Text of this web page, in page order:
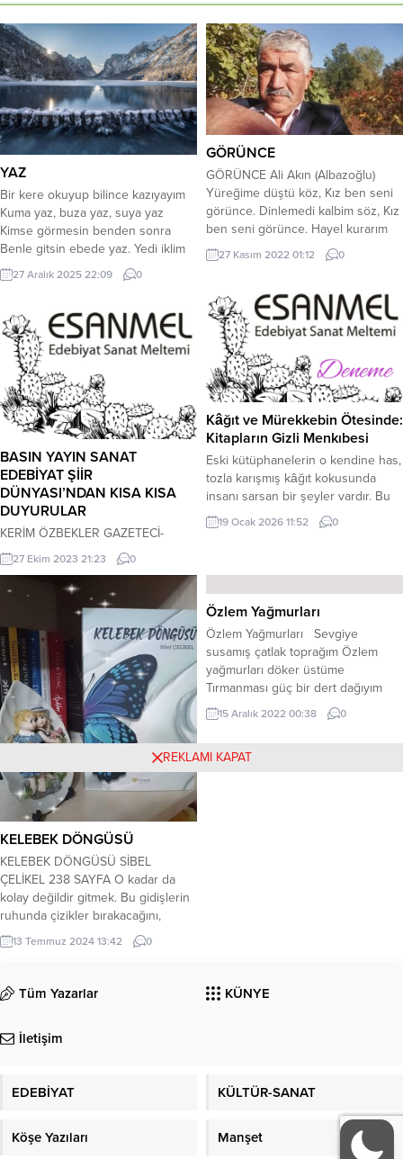
YAZ
Bir kere okuyup bilince kazıyayım
Kuma yaz, buza yaz, suya yaz
Kimse görmesin benden sonra
Benle gitsin ebede yaz. Yedi iklim
dört köşeyi dolaşayım Dağa yaz,
göle yaz, çöle yaz Akşam çöksün
karanlık geceye yaz. Hayatın kör
noktası gibi hatırlayayım Kuytuya
yaz, saklıya yaz, gizliye...
27 Aralık 2025 22:09 0
GÖRÜNCE
GÖRÜNCE Ali Akın (Albazoğlu)
Yüreğime düştü köz, Kız ben seni
görünce. Dinlemedi kalbim söz, Kız
ben seni görünce. Hayel kurarım
hayal, Var bende bir garip hal, Ben
bana yazdım masal, Kız ben seni
Günü güne ekledim, Yollarını
bekledim, Kız ben seni görünce.
Aklımı aldın baştan, Kaçamam...
27 Kasım 2022 01:12 0
BASIN YAYIN SANAT
EDEBİYAT ŞİİR
DÜNYASI’NDAN KISA KISA
DUYURULAR
KERİM ÖZBEKLER GAZETECİ-
YAZAR-ŞAİR UĞUR PİŞMANLIK İLE
YAKUP BONCUK 21 EKİM
GAZETECİLER GÜNÜ
VE CUMHURİYET’İN 100.YILI NEDENİ
İLE ”TARSUS YEREL BASINI” İSİMLİ
1 KİTAP YAYINLADILAR… Uğur
Pişmanlık’ın 2008 yılında
yayımlanan “Tarsus Basın Tarihi-
YüzYıllık İzler” kitabına 2000
yılından bugüne kadar çıkan yerel
gazeteler de ilave edilerek, Yakup
Boncuk ile birlikte “Tarsus Yerel
Basın” kitabı yeniden yayınlandı....
27 Ekim 2023 21:23 0
Kâğıt ve Mürekkebin Ötesinde:
Kitapların Gizli Menkıbesi
Eski kütüphanelerin o kendine has,
tozla karışmış kâğıt kokusunda
insanı sarsan bir şeyler vardır. Bu
koku, sadece bir malzemenin
bozulmaya yüz tutuşunu değil,
Türkçesi şudur; “Kitapların da kendi
kaderleri vardır.” Bu cümle, ilk
bakışta sadece bir nesnenin...
19 Ocak 2026 11:52 0
KELEBEK DÖNGÜSÜ
KELEBEK DÖNGÜSÜ SİBEL
ÇELİKEL 238 SAYFA O kadar da
kolay değildir gitmek. Bu gidişlerin
ruhunda çizikler bırakacağını,
dönüp de bulamayacağını bulsan
da bir anlamı olmayabileceğini bile
bütünü, kalbinde bir yarım kalmışlık
duygusu bırakıp gitmek… Sanat
hayali ressam olmaktır. Bu hayalini...
13 Temmuz 2024 13:42 0
Özlem Yağmurları
Özlem Yağmurları Sevgiye
susamış çatlak toprağım Özlem
yağmurları döker üstüme
Tırmanması güç bir dert dağıyım
Hasret bulutları çöker üstüme
Giderken ağlayıp yüzüme baktın
senin kaderin sen benim bahtım
15 Aralık 2022 00:38 0
Tüm Yazarlar KÜNYE
İletişim
EDEBİYAT KÜLTÜR-SANAT
Köşe Yazıları Manşet
REKLAMI KAPAT